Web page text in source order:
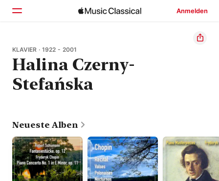
Anmelden
Startseite
Entdecken
Suchen
KLAVIER · 1922 - 2001
Halina Czerny-
Stefańska
Neueste Alben